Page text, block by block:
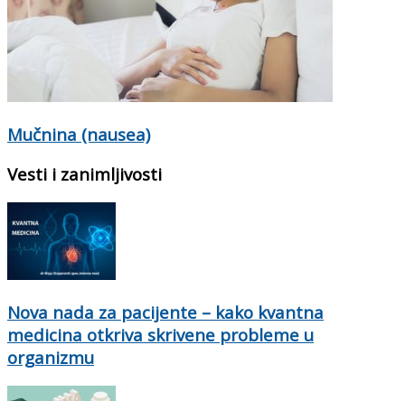
Mučnina (nausea)
Vesti i zanimljivosti
Nova nada za pacijente – kako kvantna
medicina otkriva skrivene probleme u
organizmu